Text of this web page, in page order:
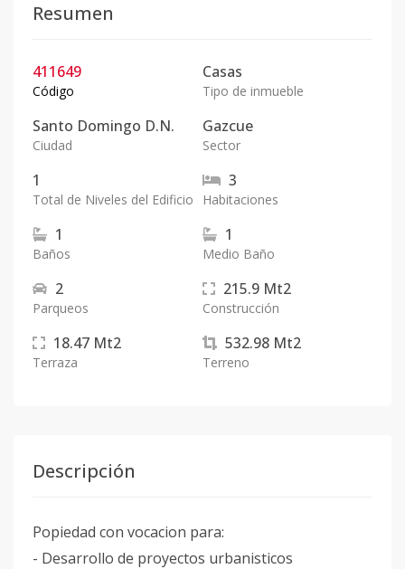
Resumen
411649
Código
Casas
Tipo de inmueble
Santo Domingo D.N.
Ciudad
Gazcue
Sector
1
Total de Niveles del Edificio
3
Habitaciones
1
Baños
1
Medio Baño
2
Parqueos
215.9 Mt2
Construcción
18.47 Mt2
Terraza
532.98 Mt2
Terreno
Descripción
Popiedad con vocacion para:
- Desarrollo de proyectos urbanisticos